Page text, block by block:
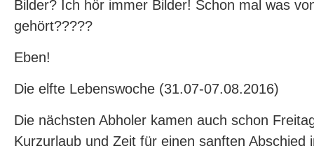
Bilder? Ich hör immer Bilder! Schon mal was
gehört?????
Eben!
Die elfte Lebenswoche (31.07-07.08.2016)
Die nächsten Abholer kamen auch schon
Kurzurlaub und Zeit für einen sanften Abschied